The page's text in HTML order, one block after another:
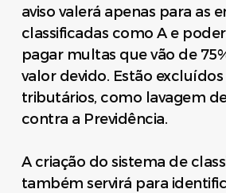
aviso valerá apenas para as
classificadas como A e
pagar multas que vão de
valor devido. Estão
tributários, como lavagem
contra a Previdência.
A criação do sistema de
também servirá para